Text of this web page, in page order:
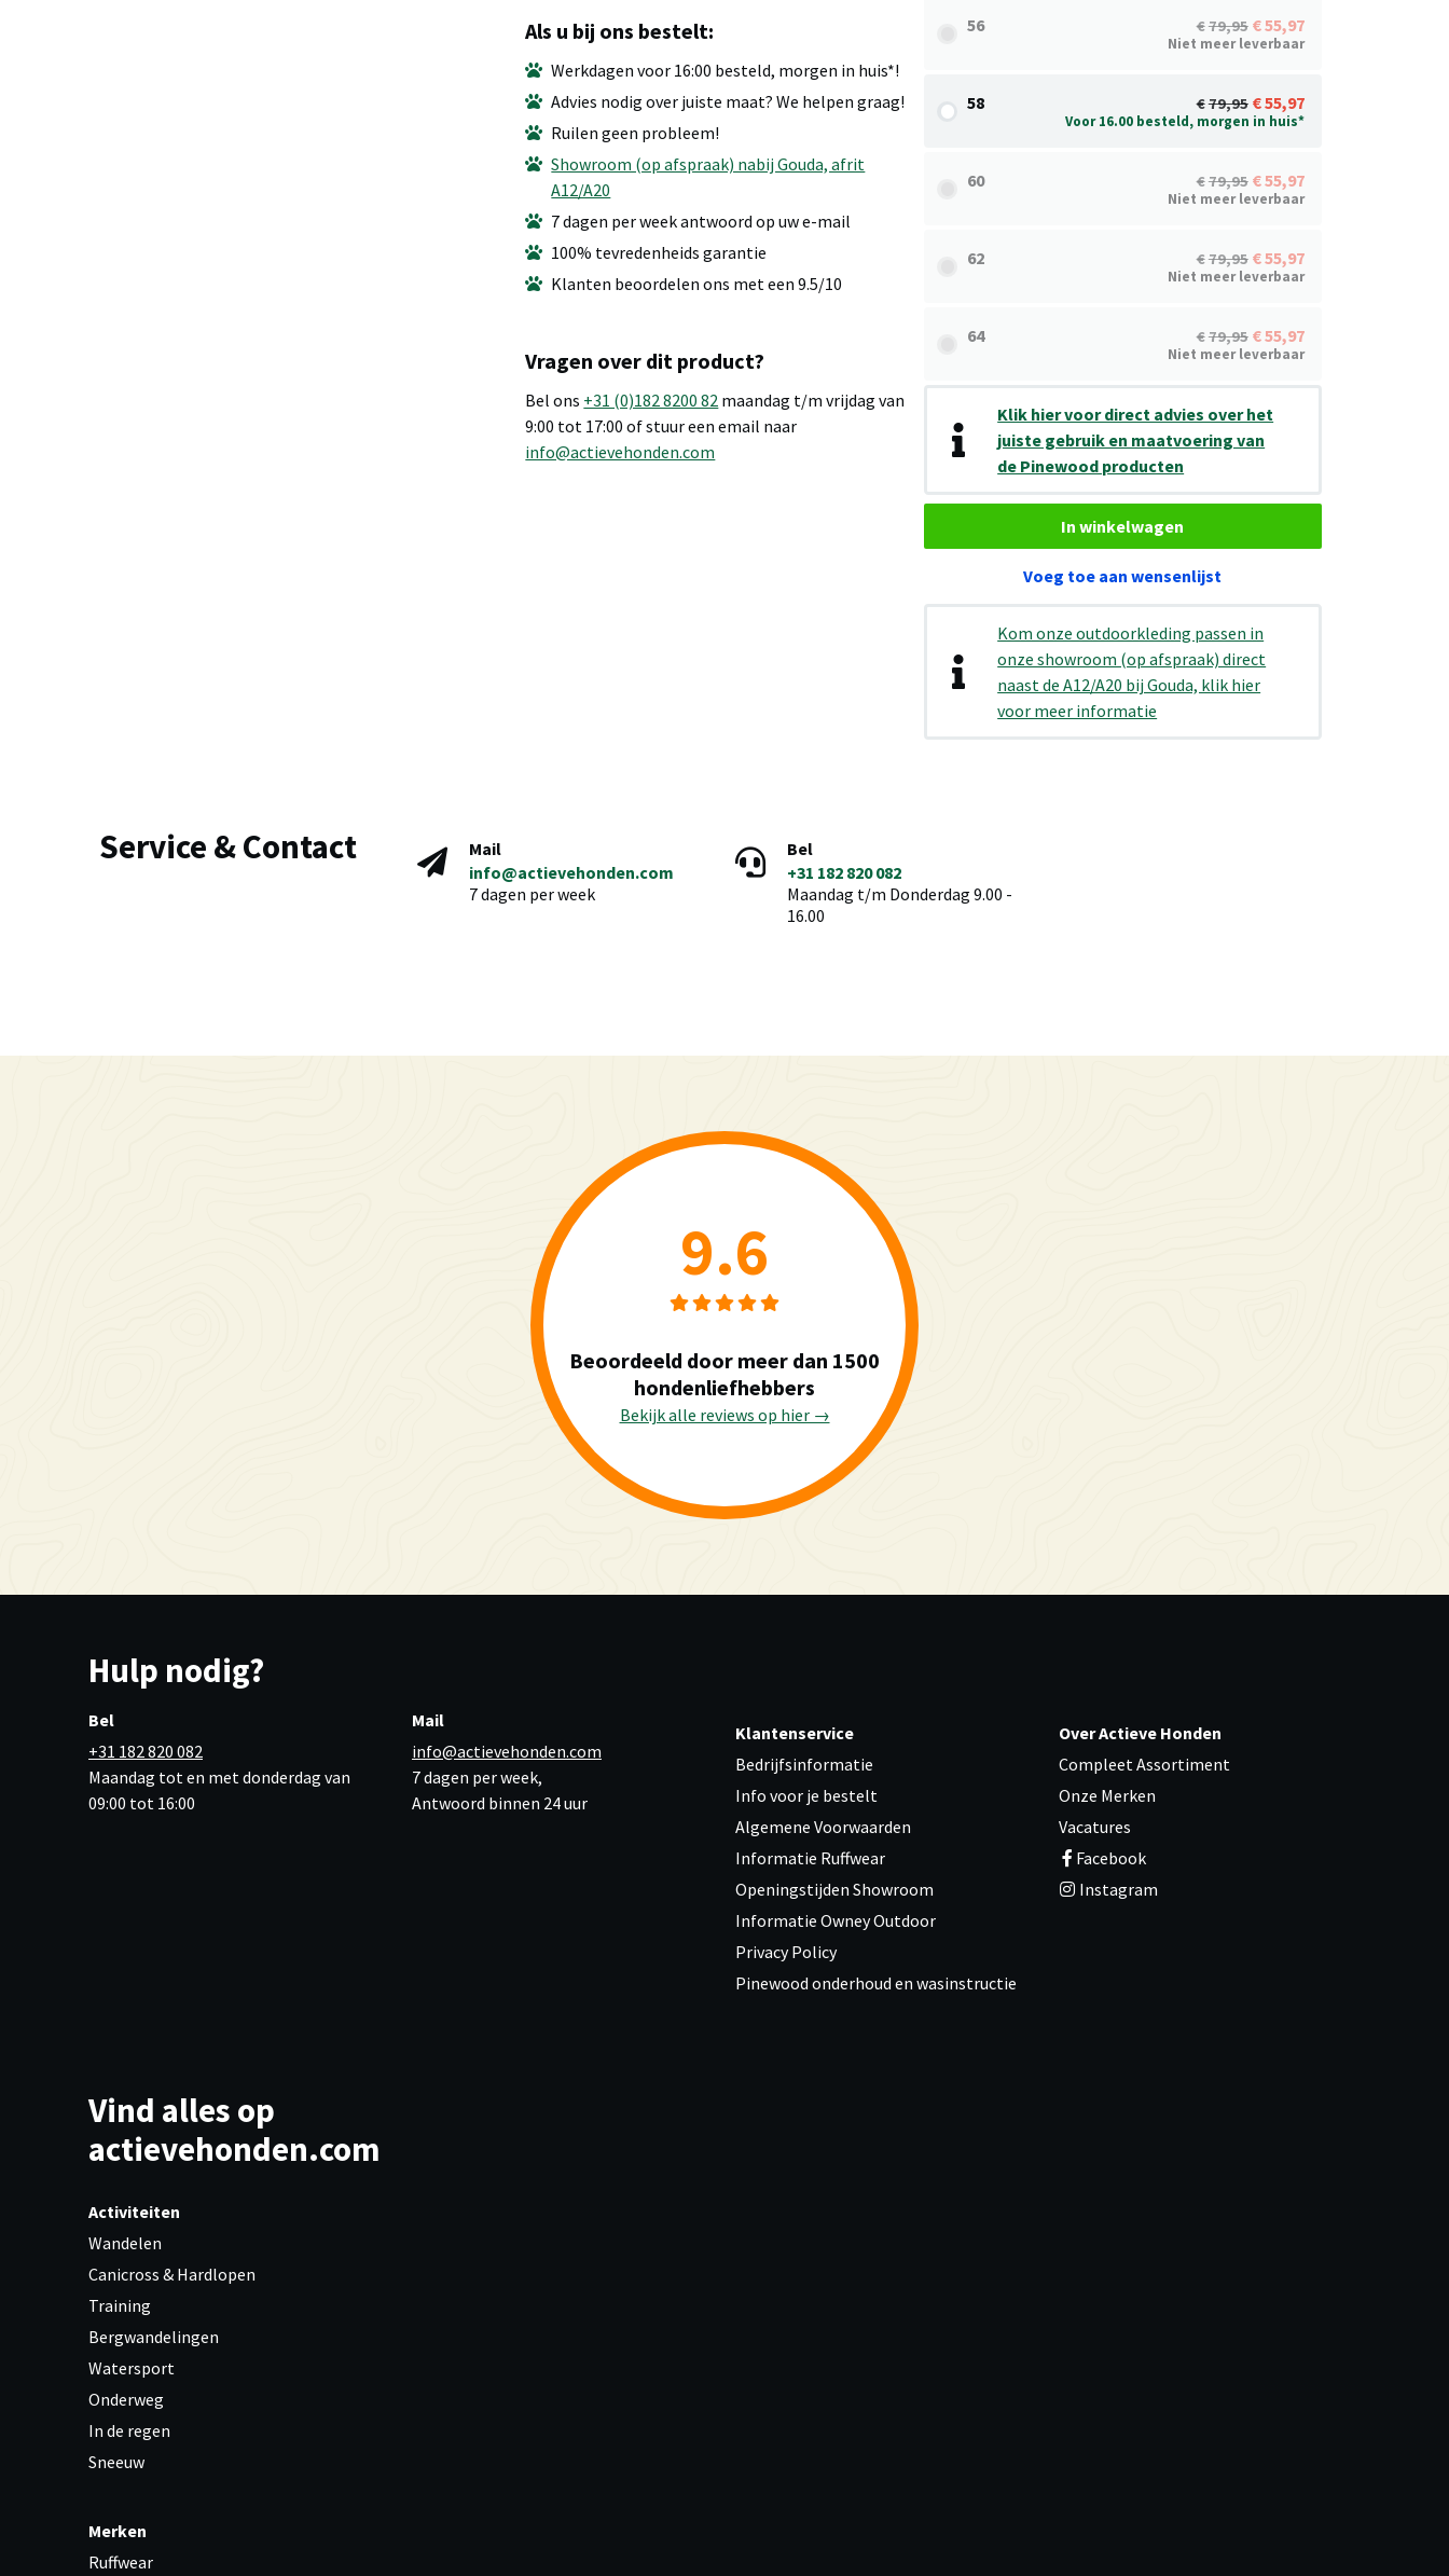
56 79,95 55,97
Niet meer leverbaar
58 79,95 55,97
Voor 16.00 besteld, morgen in huis*
60 79,95 55,97
Niet meer leverbaar
62 79,95 55,97
Niet meer leverbaar
64 79,95 55,97
Niet meer leverbaar
Klik hier voor direct advies over het
juiste gebruik en maatvoering van
de Pinewood producten
In winkelwagen
Voeg toe aan wensenlijst
Kom onze outdoorkleding passen in
onze showroom (op afspraak) direct
naast de A12/A20 bij Gouda, klik hier
voor meer informatie
Als u bij ons bestelt:
Werkdagen voor 16:00 besteld, morgen in huis*!
Advies nodig over juiste maat? We helpen graag!
Ruilen geen probleem!
Showroom (op afspraak) nabij Gouda, afrit
A12/A20
7 dagen per week antwoord op uw e-mail
100% tevredenheids garantie
Klanten beoordelen ons met een 9.5/10
Vragen over dit product?
Bel ons +31 (0)182 8200 82 maandag t/m vrijdag van
9:00 tot 17:00 of stuur een email naar
info@actievehonden.com
Service & Contact
Mail
info@actievehonden.com
7 dagen per week
Bel
+31 182 820 082
Maandag t/m Donderdag 9.00 -
16.00
9.6
Beoordeeld door meer dan 1500
hondenliefhebbers
Bekijk alle reviews op hier →
Hulp nodig?
Bel
+31 182 820 082
Maandag tot en met donderdag van
09:00 tot 16:00
Mail
info@actievehonden.com
7 dagen per week,
Antwoord binnen 24 uur
Klantenservice
Bedrijfsinformatie
Info voor je bestelt
Algemene Voorwaarden
Informatie Ruffwear
Openingstijden Showroom
Informatie Owney Outdoor
Privacy Policy
Pinewood onderhoud en wasinstructie
Over Actieve Honden
Compleet Assortiment
Onze Merken
Vacatures
Facebook
Instagram
Vind alles op
actievehonden.com
Activiteiten
Wandelen
Canicross & Hardlopen
Training
Bergwandelingen
Watersport
Onderweg
In de regen
Sneeuw
Merken
Ruffwear